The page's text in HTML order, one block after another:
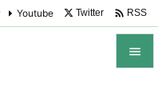

Youtube Twitter  RSS